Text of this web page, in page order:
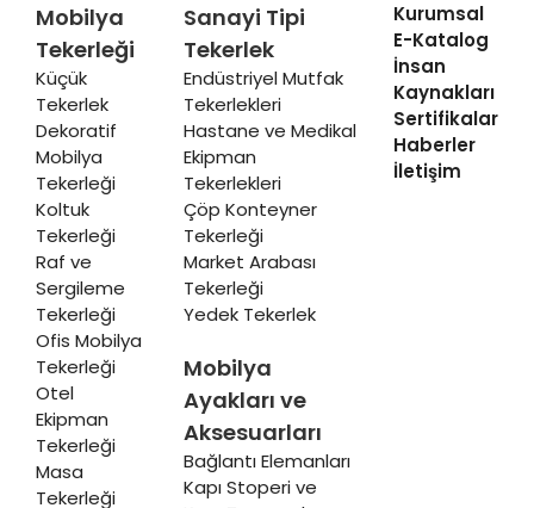
Mobilya
Tekerleği
Küçük
Tekerlek
Dekoratif
Mobilya
Tekerleği
Koltuk
Tekerleği
Raf ve
Sergileme
Tekerleği
Ofis Mobilya
Tekerleği
Otel
Ekipman
Tekerleği
Masa
Tekerleği
Sanayi Tipi
Tekerlek
Endüstriyel Mutfak
Tekerlekleri
Hastane ve Medikal
Ekipman
Tekerlekleri
Çöp Konteyner
Tekerleği
Market Arabası
Tekerleği
Yedek Tekerlek
Mobilya
Ayakları ve
Aksesuarları
Bağlantı Elemanları
Kapı Stoperi ve
Kurumsal
E-Katalog
İnsan
Kaynakları
Sertifikalar
Haberler
İletişim